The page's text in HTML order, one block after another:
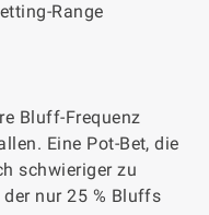
Range
Bluff-Frequenz
Eine Pot-Bet, die
schwieriger zu
nur 25 % Bluffs